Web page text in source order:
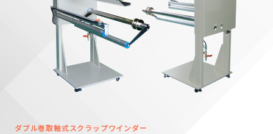
ダブル巻取軸式スクラップワインダー